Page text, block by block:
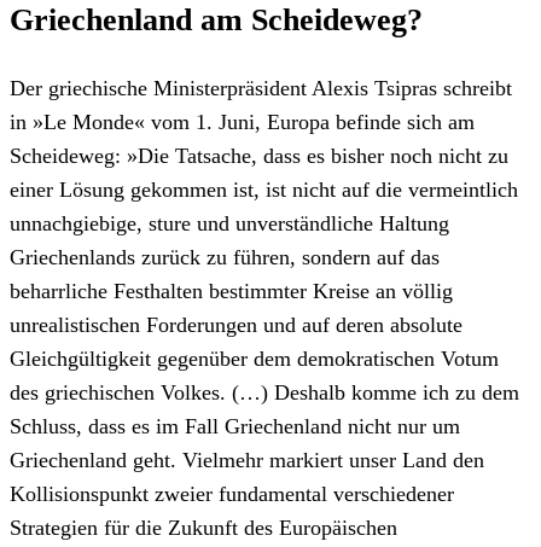
Griechenland am Scheideweg?
Der griechische Ministerpräsident Alexis Tsipras schreibt
in »Le Monde« vom 1. Juni, Europa befinde sich am
Scheideweg: »Die Tatsache, dass es bisher noch nicht zu
einer Lösung gekommen ist, ist nicht auf die vermeintlich
unnachgiebige, sture und unverständliche Haltung
Griechenlands zurück zu führen, sondern auf das
beharrliche Festhalten bestimmter Kreise an völlig
unrealistischen Forderungen und auf deren absolute
Gleichgültigkeit gegenüber dem demokratischen Votum
des griechischen Volkes. (…) Deshalb komme ich zu dem
Schluss, dass es im Fall Griechenland nicht nur um
Griechenland geht. Vielmehr markiert unser Land den
Kollisionspunkt zweier fundamental verschiedener
Strategien für die Zukunft des Europäischen